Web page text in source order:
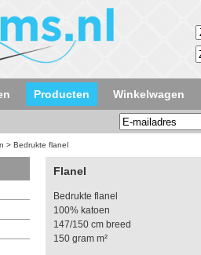
Producten Winkelwagen
> Bedrukte flanel
Flanel
Bedrukte flanel
100% katoen
147/150 cm breed
150 gram m²